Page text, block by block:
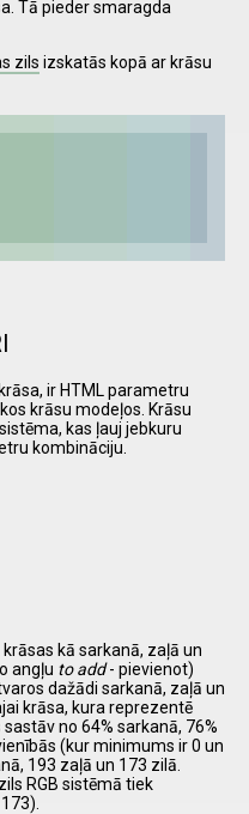
Tā pieder smaragda
zils izskatās kopā ar krāsu
ir HTML parametru
krāsu modeļos. Krāsu
kas ļauj jebkuru
kombināciju.
kā sarkanā, zaļā un
angļu to add- pievienot)
dažādi sarkanā, zaļā un
krāsa, kura reprezentē
no 64% sarkanā, 76%
(kur minimums ir 0 un
193 zaļā un 173 zilā.
RGB sistēmā tiek